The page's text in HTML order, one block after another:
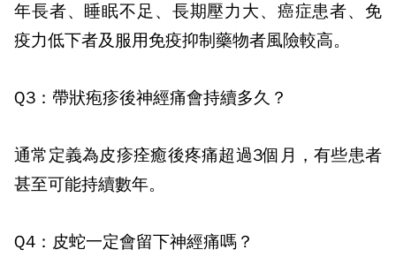
年長者、睡眠不足、長期壓力大、癌症患者、免
疫力低下者及服用免疫抑制藥物者風險較高。
Q3 ：帶狀疱疹後神經痛會持續多久？
通常定義為皮疹痊癒後疼痛超過3個月，有些患者
甚至可能持續數年。
Q4 ：皮蛇一定會留下神經痛嗎？